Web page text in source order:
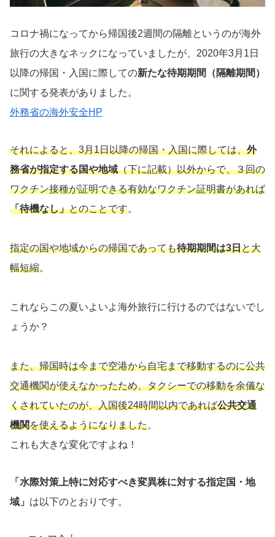
コロナ禍になってから帰国後2週間の隔離というのが海外
旅行の大きなネックになっていましたが、2020年3月1日
以降の帰国・入国に際しての新たな待期期間（隔離期間）
に関する発表がありました。
外務省の海外安全HP
それによると、3月1日以降の帰国・入国に際しては、外
務省が指定する国や地域（下に記載）以外からで、３回の
ワクチン接種が証明できる有効なワクチン証明書があれば
「待機なし」とのことです。
指定の国や地域からの帰国であっても待期期間は3日と大
幅短縮。
これならこの夏いよいよ海外旅行に行けるのではないでし
ょうか？
また、帰国時は今まで空港から自宅まで移動するのに公共
交通機関が使えなかったため、タクシーでの移動を余儀な
くされていたのが、入国後24時間以内であれば公共交通
機関を使えるようになりました。
これも大きな変化ですよね！
「水際対策上特に対応すべき変異株に対する指定国・地
域」 は以下のとおりです。